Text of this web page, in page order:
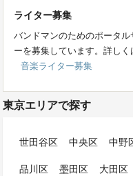
ライター募集
バンドマンのためのポータ
ーを募集しています。詳しく
音楽ライター募集
東京エリアで探す
世田谷区 中央区 中野
品川区
墨田区 大田区